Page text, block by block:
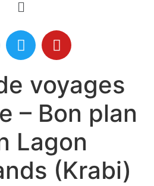
voyages
– Bon plan
Lagon
(Krabi)